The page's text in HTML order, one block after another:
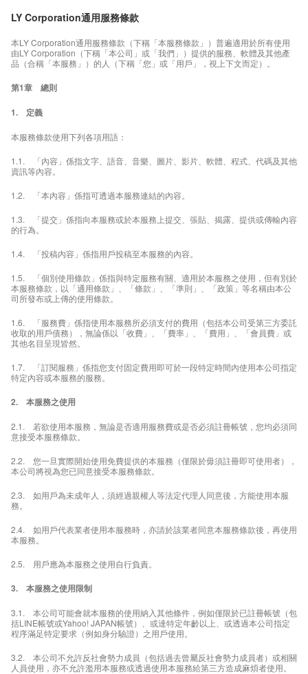
LY Corporation通用服務條款
本LY Corporation通用服務條款（下稱「本服務條款」）普遍適用於所有使用
由LY Corporation（下稱「本公司」或「我們」）提供的服務、軟體及其他產
品（合稱「本服務」）的人（下稱「您」或「用戶」，視上下文而定）。
第1章 總則
1. 定義
本服務條款使用下列各項用語：
1.1. 「內容」係指文字、語音、音樂、圖片、影片、軟體、程式、代碼及其他
資訊等內容。
1.2. 「本內容」係指可透過本服務連結的內容。
1.3. 「提交」係指向本服務或於本服務上提交、張貼、揭露、提供或傳輸內容
的行為。
1.4. 「投稿內容」係指用戶投稿至本服務的內容。
1.5. 「個別使用條款」係指與特定服務有關、適用於本服務之使用，但有別於
本服務條款，以「通用條款」、「條款」、「準則」、「政策」等名稱由本公
司所發布或上傳的使用條款。
1.6. 「服務費」係指使用本服務所必須支付的費用（包括本公司受第三方委託
收取的用戶債務），無論係以「收費」、「費率」、「費用」、「會員費」或
其他名目呈現皆然。
1.7. 「訂閱服務」係指您支付固定費用即可於一段特定時間內使用本公司指定
特定內容或本服務的服務。
2. 本服務之使用
2.1. 若欲使用本服務，無論是否適用服務費或是否必須註冊帳號，您均必須同
意接受本服務條款。
2.2. 您一旦實際開始使用免費提供的本服務（僅限於毋須註冊即可使用者），
本公司將視為您已同意接受本服務條款。
2.3. 如用戶為未成年人，須經過親權人等法定代理人同意後，方能使用本服
務。
2.4. 如用戶代表業者使用本服務時，亦請於該業者同意本服務條款後，再使用
本服務。
2.5. 用戶應為本服務之使用自行負責。
3. 本服務之使用限制
3.1. 本公司可能會就本服務的使用納入其他條件，例如僅限於已註冊帳號（包
括LINE帳號或Yahoo! JAPAN帳號）、或達特定年齡以上、或透過本公司指定
程序滿足特定要求（例如身分驗證）之用戶使用。
3.2. 本公司不允許反社會勢力成員（包括過去曾屬反社會勢力成員者）或相關
人員使用，亦不允許濫用本服務或透過使用本服務給第三方造成麻煩者使用。